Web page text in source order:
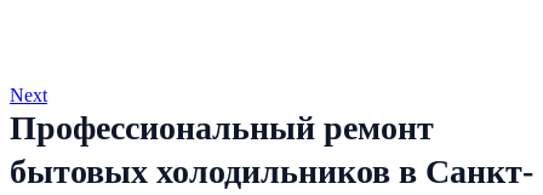
Next
Профессиональный ремонт
бытовых холодильников в Санкт-